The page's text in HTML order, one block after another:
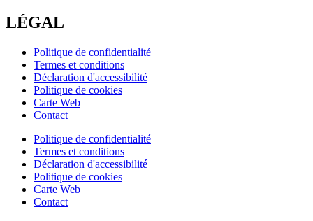
LÉGAL
Politique de confidentialité
Termes et conditions
Déclaration d'accessibilité
Politique de cookies
Carte Web
Contact
Politique de confidentialité
Termes et conditions
Déclaration d'accessibilité
Politique de cookies
Carte Web
Contact